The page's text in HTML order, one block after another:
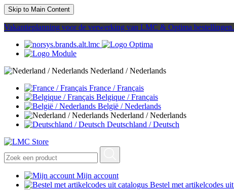
Skip to Main Content
Vakantieplanning voor de verwerking van LMC & Optima bestellingen.
Nederland / Nederlands
France / Français
Belgique / Français
België / Nederlands
Nederland / Nederlands
Deutschland / Deutsch
Mijn account
Bestel met artikelcodes